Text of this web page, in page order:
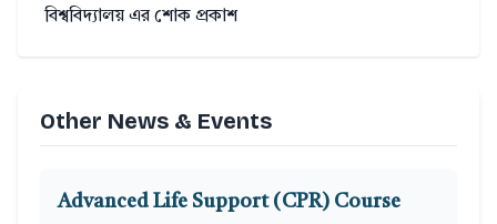
বিশ্ববিদ্যালয় এর শোক প্রকাশ
Other News & Events
Advanced Life Support (CPR) Course